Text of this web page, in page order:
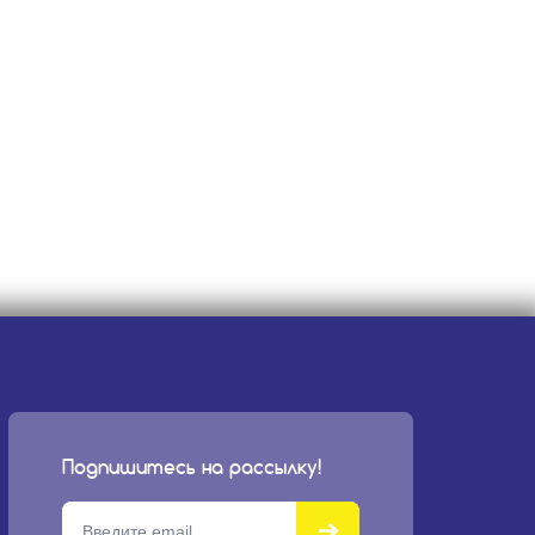
Подпишитесь на рассылку!